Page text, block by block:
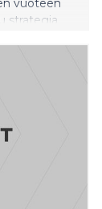
strategia
rooli